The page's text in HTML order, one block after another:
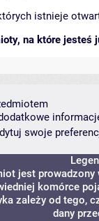
istnieje
na które jesteś
swoje
jest prowadzony
komórce
zależy od tego,
dany